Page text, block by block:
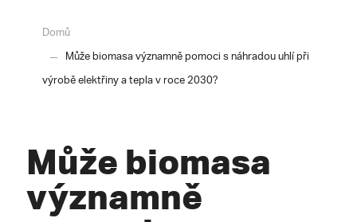
Domů
Může biomasa významně pomoci s náhradou uhlí při
výrobě elektřiny a tepla v roce 2030?
Může biomasa
významně